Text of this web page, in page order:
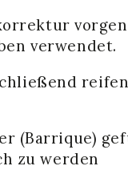
verwendet.
(Barrique)
zu werden